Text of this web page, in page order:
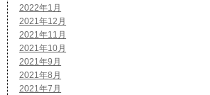
2022年1月
2021年12月
2021年11月
2021年10月
2021年9月
2021年8月
2021年7月